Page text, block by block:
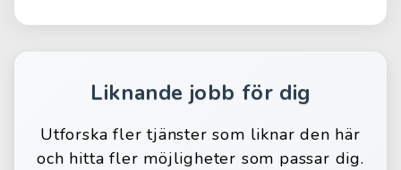
Liknande jobb för dig
Utforska fler tjänster som liknar den här
och hitta fler möjligheter som passar dig.